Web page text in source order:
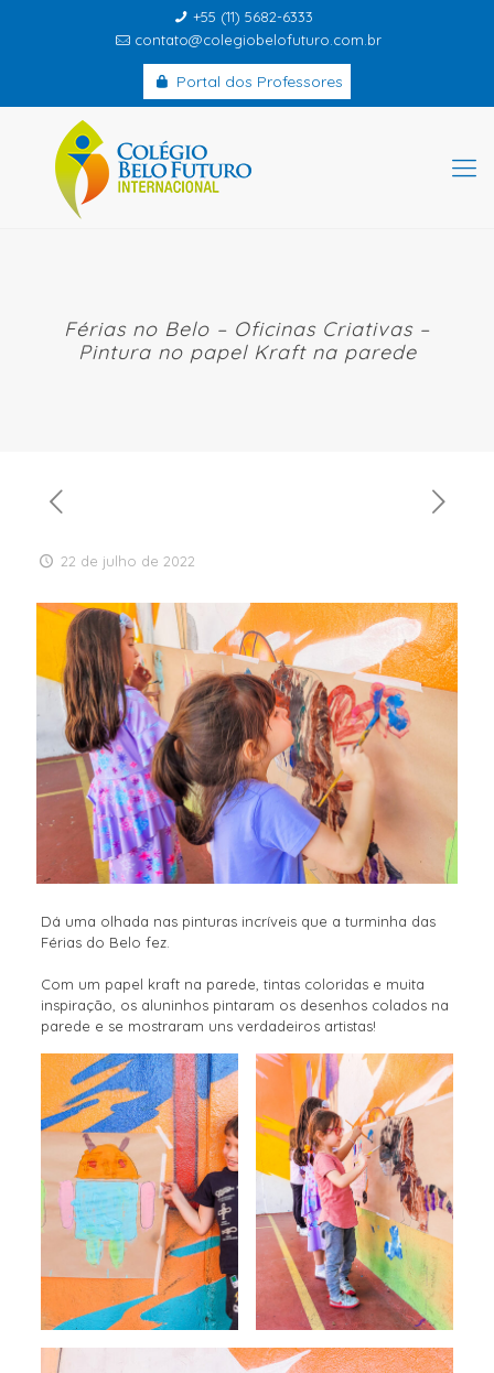
+55 (11) 5682-6333
contato@colegiobelofuturo.com.br
Portal dos Professores
Férias no Belo – Oficinas Criativas –
Pintura no papel Kraft na parede
22 de julho de 2022
Dá uma olhada nas pinturas incríveis que a turminha das
Férias do Belo fez.
Com um papel kraft na parede, tintas coloridas e muita
inspiração, os aluninhos pintaram os desenhos colados na
parede e se mostraram uns verdadeiros artistas!